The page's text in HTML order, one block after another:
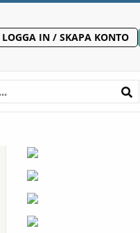
LOGGA IN / SKAPA KONTO